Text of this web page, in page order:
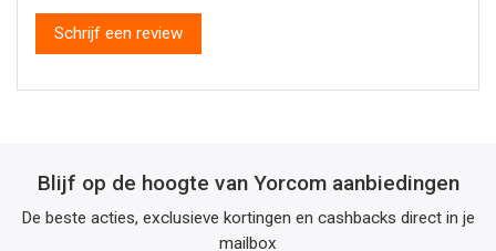
Schrijf een review
Blijf op de hoogte van Yorcom aanbiedingen
De beste acties, exclusieve kortingen en cashbacks direct in je
mailbox